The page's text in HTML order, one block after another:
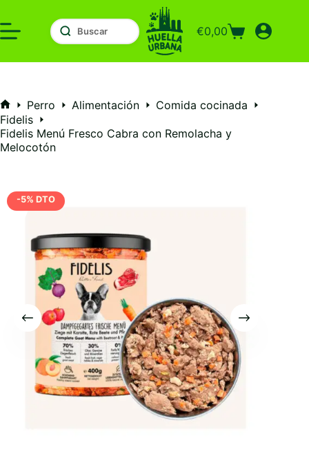
al
contenido
Carro
compra
€0,00
Inicio
Perro Alimentación
Comida cocinada
Fidelis
Fidelis Menú Fresco Cabra con Remolacha y
Melocotón
-5% DTO